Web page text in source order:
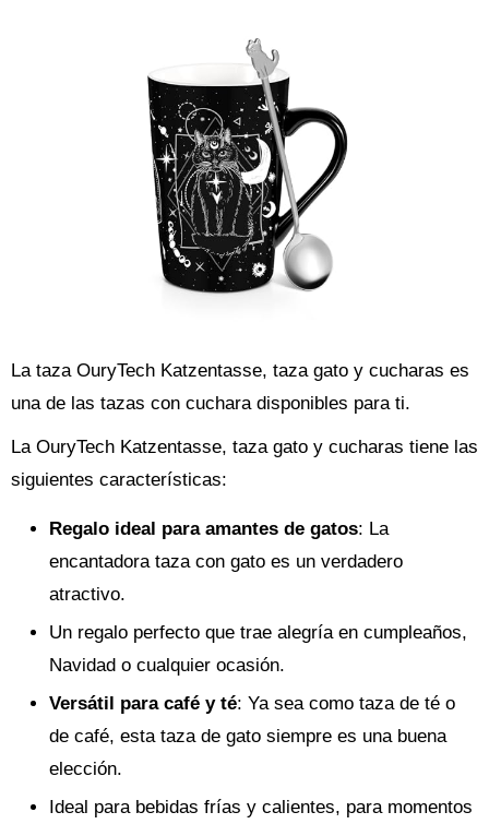
La taza OuryTech Katzentasse, taza gato y cucharas es
una de las tazas con cuchara disponibles para ti.
La OuryTech Katzentasse, taza gato y cucharas tiene las
siguientes características:
Regalo ideal para amantes de gatos: La
encantadora taza con gato es un verdadero
atractivo.
Un regalo perfecto que trae alegría en cumpleaños,
Navidad o cualquier ocasión.
Versátil para café y té: Ya sea como taza de té o
de café, esta taza de gato siempre es una buena
elección.
Ideal para bebidas frías y calientes, para momentos